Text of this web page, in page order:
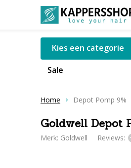
Kies een categorie
Sale
Home Depot Pomp 9%
Goldwell Depot
Merk: Goldwell Reviews: